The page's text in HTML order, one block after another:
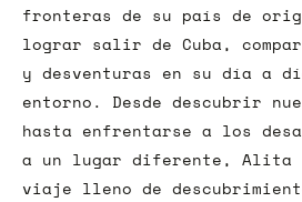
fronteras de su país de
lograr salir de Cuba,
y desventuras en su día a
entorno. Desde descubrir
hasta enfrentarse a los
a un lugar diferente, Alita
viaje lleno de